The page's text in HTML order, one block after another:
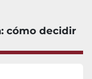
cómo decidir